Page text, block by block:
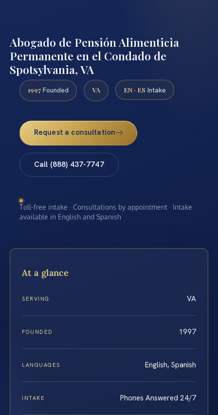
Abogado de Pensión Alimenticia
Permanente en el Condado de
Spotsylvania, VA
1997 Founded VA EN · ES Intake
Request a consultation
Call (888) 437-7747
Toll-free intake · Consultations by appointment · Intake
available in English and Spanish
At a glance
SERVING VA
FOUNDED 1997
LANGUAGES English, Spanish
INTAKE Phones Answered 24/7